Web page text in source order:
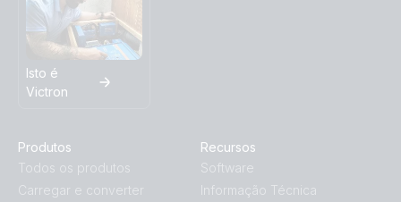
Isto é
Victron
Produtos
Todos os produtos
Carregar e converter
Recursos
Software
Informação Técnica